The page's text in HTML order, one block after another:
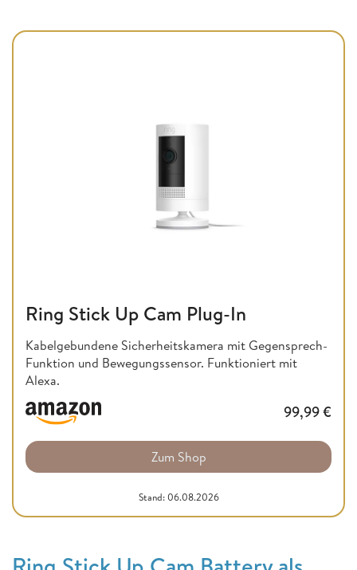
Ring Stick Up Cam Plug-In
Kabelgebundene Sicherheitskamera mit Gegensprech-
Funktion und Bewegungssensor. Funktioniert mit
Alexa.
99,99€
Zum Shop
Stand: 06.08.2026